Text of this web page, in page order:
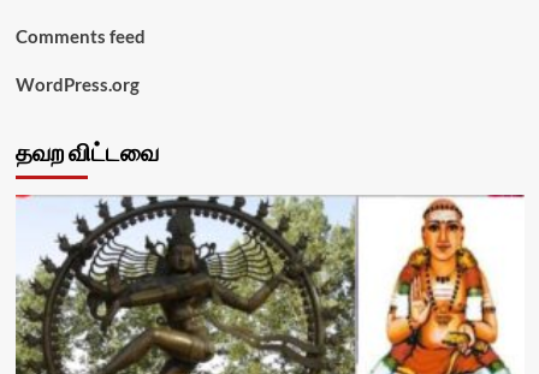
Comments feed
WordPress.org
தவற விட்டவை